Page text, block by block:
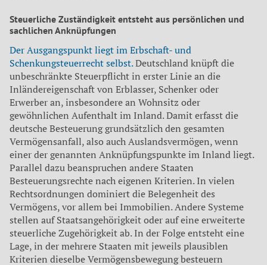
Steuerliche Zuständigkeit entsteht aus persönlichen und
sachlichen Anknüpfungen
Der Ausgangspunkt liegt im Erbschaft- und
Schenkungsteuerrecht selbst.Deutschland knüpft die
unbeschränkte Steuerpflicht in erster Linie an die
Inländereigenschaft von Erblasser, Schenker oder
Erwerber an, insbesondere an Wohnsitz oder
gewöhnlichen Aufenthalt im Inland. Damit erfasst die
deutsche Besteuerung grundsätzlich den gesamten
Vermögensanfall, also auch Auslandsvermögen, wenn
einer der genannten Anknüpfungspunkte im Inland liegt.
Parallel dazu beanspruchen andere Staaten
Besteuerungsrechte nach eigenen Kriterien. In vielen
Rechtsordnungen dominiert die Belegenheit des
Vermögens, vor allem bei Immobilien. Andere Systeme
stellen auf Staatsangehörigkeit oder auf eine erweiterte
steuerliche Zugehörigkeit ab. In der Folge entsteht eine
Lage, in der mehrere Staaten mit jeweils plausiblen
Kriterien dieselbe Vermögensbewegung besteuern